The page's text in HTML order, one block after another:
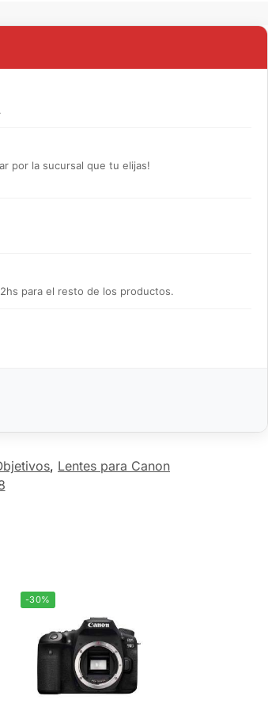
por la sucursal que tu elijas!
para el resto de los productos.
, Lentes para Canon
-30%